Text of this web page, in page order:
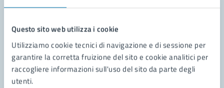
Questo sito web utilizza i cookie
Utilizziamo cookie tecnici di navigazione e di sessione per
garantire la corretta fruizione del sito e cookie analitici per
raccogliere informazioni sull'uso del sito da parte degli
utenti.
Richiedi assistenza
Prenota appuntamento
Problemi in città